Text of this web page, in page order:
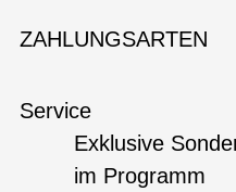
ZAHLUNGSARTEN
Service
Exklusive
im Programm